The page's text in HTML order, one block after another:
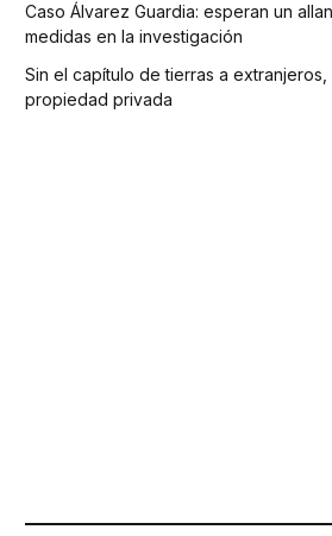
Caso Álvarez Guardia: esperan un
medidas en la investigación
Sin el capítulo de tierras a
propiedad privada